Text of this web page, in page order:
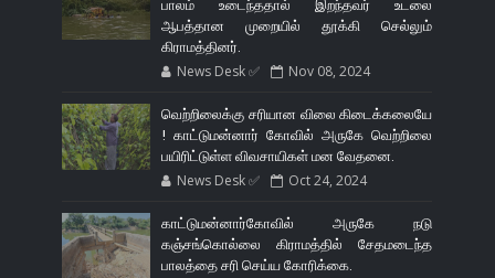
பாலம் உடைந்ததால் இறந்தவர் உடலை
ஆபத்தான முறையில் தூக்கி செல்லும்
கிராமத்தினர்.
News Desk ✅ Nov 08, 2024
வெற்றிலைக்கு சரியான விலை கிடைக்கலையே
! காட்டுமன்னார் கோவில் அருகே வெற்றிலை
பயிரிட்டுள்ள விவசாயிகள் மன வேதனை.
News Desk ✅ Oct 24, 2024
காட்டுமன்னார்கோவில் அருகே நடு
கஞ்சங்கொல்லை கிராமத்தில் சேதமடைந்த
பாலத்தை சரி செய்ய கோரிக்கை.